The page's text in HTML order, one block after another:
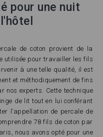
pour une nuit
de coton provient de la
utilisée pour travailler les fils
à une telle qualité, il est
et méthodiquement de fins
nos experts. Cette technique
de lit tout en lui conférant
l’appellation de percale de
78 fils de coton par
nous avons opté pour une